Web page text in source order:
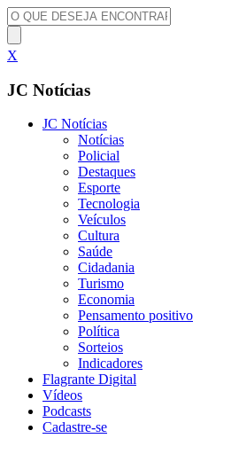
X
JC Notícias
JC Notícias
Notícias
Policial
Destaques
Esporte
Tecnologia
Veículos
Cultura
Saúde
Cidadania
Turismo
Economia
Pensamento positivo
Política
Sorteios
Indicadores
Flagrante Digital
Vídeos
Podcasts
Cadastre-se